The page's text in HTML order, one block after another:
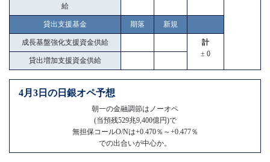
給
貸出支援基金 期落 新規
成長基盤強化支援資金供給
計
± 0
貸出増加支援資金供給
4月3日の日銀オペ予想
朝一の金融調節はノーオペ
(当預残529兆9,400億円)で
無担保コールO/Nは+0.470％～+0.477％
での出合いが中心か。